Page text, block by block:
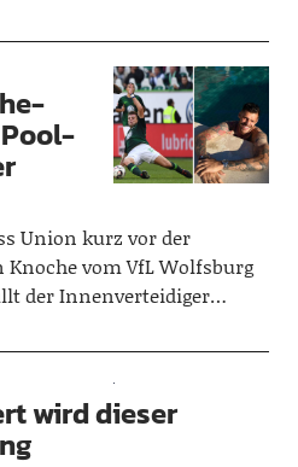
Union kurz vor der
vom VfL Wolfsburg
der Innenverteidiger…
wird dieser